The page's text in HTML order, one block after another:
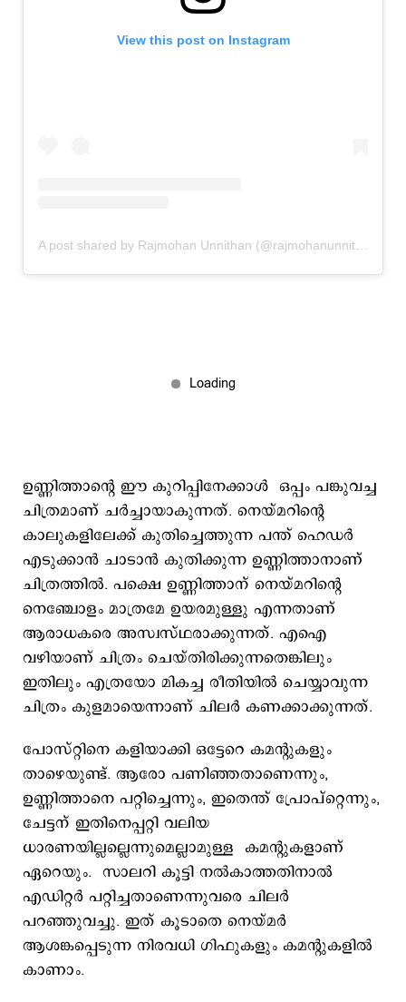
View this post on Instagram
ഉണ്ണിത്താന്‍റെ ഈ കുറിപ്പിനേക്കാള്‍ ഒപ്പം പങ്കുവച്ച
ചിത്രമാണ് ചര്‍ച്ചായാകുന്നത്. നെയ്മറിന്‍റെ
കാലുകളിലേക്ക് കുതിച്ചെത്തുന്ന പന്ത് ഹെഡര്‍
എടുക്കാന്‍ ചാടാന്‍ കുതിക്കുന്ന ഉണ്ണിത്താനാണ്
ചിത്രത്തില്‍. പക്ഷെ ഉണ്ണിത്താന് നെയ്മറിന്‍റെ
നെ‍ഞ്ചോളം മാത്രമേ ഉയരമുള്ളു എന്നതാണ്
ആരാധകരെ അസ്വസ്ഥരാക്കുന്നത്. എഐ
വഴിയാണ് ചിത്രം ചെയ്തിരിക്കുന്നതെങ്കിലും
ഇതിലും എത്രയോ മികച്ച രീതിയില്‍ ചെയ്യാവുന്ന
ചിത്രം കുളമായെന്നാണ് ചിലര്‍ കണക്കാക്കുന്നത്. ‌
പോസ്റ്റിനെ കളിയാക്കി ഒട്ടേറെ കമന്‍റുകളും
താഴെയുണ്ട്. ആരോ പണിഞ്ഞതാണെന്നും,
ഉണ്ണിത്താനെ പറ്റിച്ചെന്നും, ഇതെന്ത് പ്രോപ്റ്റെന്നും,
ചേട്ടന് ഇതിനെപ്പറ്റി വലിയ
ധാരണയില്ലല്ലെന്നുമെല്ലാമുള്ള കമന്‍റുകളാണ്
ഏറെയും. സാലറി കൂട്ടി നല്‍കാത്തതിനാല്‍
എ‍ഡിറ്റര്‍ പറ്റിച്ചതാണെന്നുവരെ ചിലര്‍
പറഞ്ഞുവച്ചു. ഇത് കൂടാതെ നെയ്മര്‍
ആശങ്കപ്പെടുന്ന നിരവധി ഗിഫുകളും കമന്‍റുകളില്‍
കാണാം.